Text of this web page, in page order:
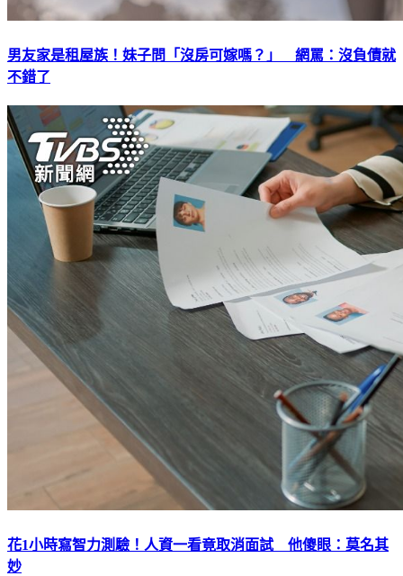
男友家是租屋族！妹子問「沒房可嫁嗎？」 網罵：沒負債就
不錯了
花1小時寫智力測驗！人資一看竟取消面試 他傻眼：莫名其
妙